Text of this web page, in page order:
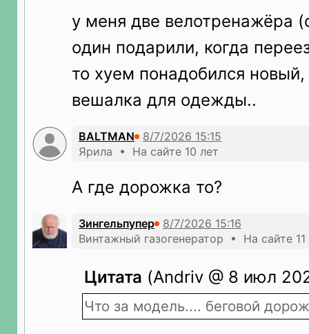
у меня две велотренажёра
один подарили, когда
то хуем понадобился новый,
вешалка для одежды..
BALTMAN
Ярила • На сайте 10 лет
А где дорожка то?
Зингельпупер
Винтажный газогенератор • На сайте 11
Цитата (Andriv @ 8 июл
Что за модель.... беговой